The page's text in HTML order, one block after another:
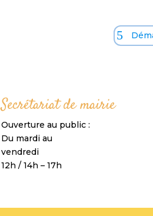
Secrétariat de mairie
Ouverture au public :
Du mardi au
vendredi
12h / 14h – 17h